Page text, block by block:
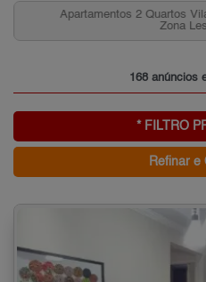
Apartamentos 3
168 anúncios
* FILTRO
Refinar e